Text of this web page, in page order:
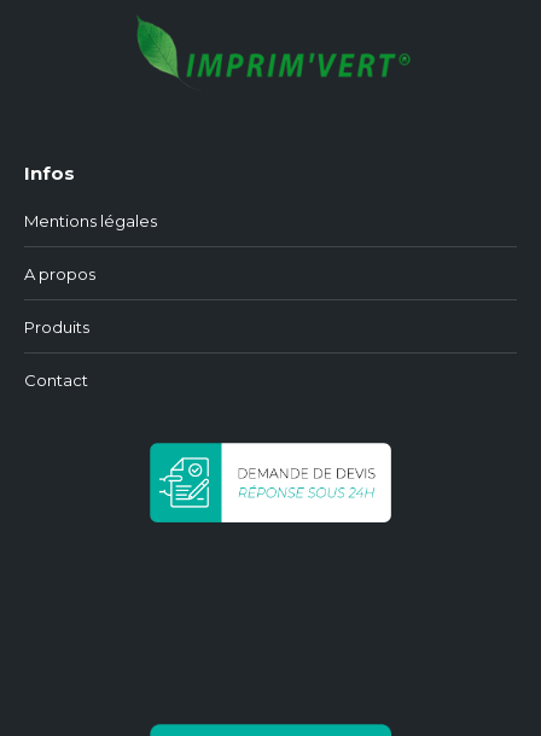
Infos
Mentions légales
A propos
Produits
Contact